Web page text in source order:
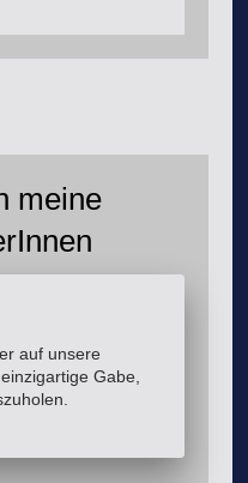
meine
auf unsere
Gabe,